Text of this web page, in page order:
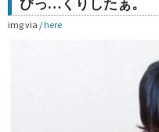
びっ…くりしたぁ。
img via / here